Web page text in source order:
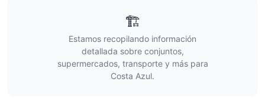
🏗️
Estamos recopilando información
detallada sobre conjuntos,
supermercados, transporte y más para
Costa Azul.